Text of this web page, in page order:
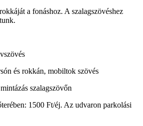
a fonáshoz. A szalagszövéshez
és rokkán, mobiltok szövés
szalagszövőn
1500 Ft/éj. Az udvaron parkolási